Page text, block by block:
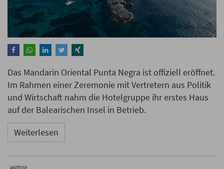
Das Mandarin Oriental Punta Negra ist offiziell eröffnet.
Im Rahmen einer Zeremonie mit Vertretern aus Politik
und Wirtschaft nahm die Hotelgruppe ihr erstes Haus
auf der Balearischen Insel in Betrieb.
Weiterlesen